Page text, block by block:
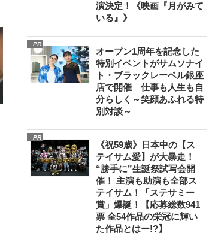
演決定！《映画『月がみて
いる』》
PR
オープン1周年を記念した
特別イベントがサムソナイ
ト・ブラックレーベル銀座
店で開催 仕事も人生も自
分らしく～笑顔あふれる特
別対談～
PR
《祝59歳》日本中の【ス
テイサム愛】が大暴走！
“勝手に”生誕祭試写会開
催！ 主演も助演も全部ス
テイサム！「ステサミー
賞」爆誕！【応募総数941
票 全54作品の栄冠に輝い
た作品とはー!?】